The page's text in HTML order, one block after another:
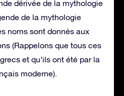
dérivée de la mythologie
de la mythologie
noms sont donnés aux
(Rappelons que tous ces
et qu’ils ont été par la
moderne).